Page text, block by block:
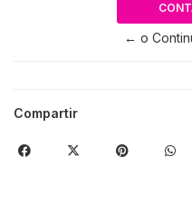
← o
Compartir